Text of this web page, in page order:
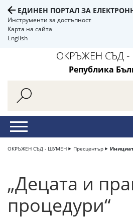
ЕДИНЕН ПОРТАЛ ЗА
Инструменти за достъпност
Карта на сайта
English
ОКРЪЖЕН СЪД
Република
ОКРЪЖЕН СЪД - ШУМЕН Пресцентър
„Децата и
процедури“